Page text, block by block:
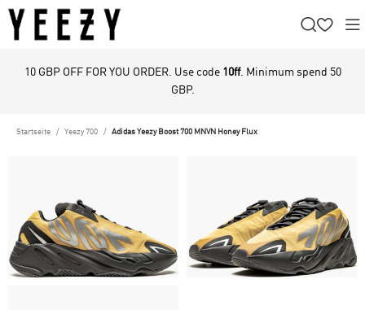
10 GBP OFF FOR YOU ORDER. Use code 10ff. Minimum spend 50
GBP.
Startseite Yeezy 700 Adidas Yeezy Boost 700 MNVN Honey Flux